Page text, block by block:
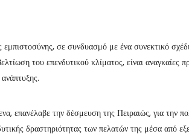
σε συνδυασμό με ένα συνεκτικό
του επενδυτικού κλίματος, είναι αναγκαίες
επανέλαβε την δέσμευση της Πειραιώς, για την
δραστηριότητας των πελατών της μέσα από